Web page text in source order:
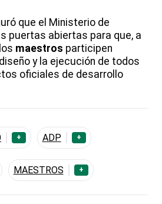
que el Ministerio de
puertas abiertas para que, a
maestros participen
y la ejecución de todos
oficiales de desarrollo
+ ADP +
MAESTROS +